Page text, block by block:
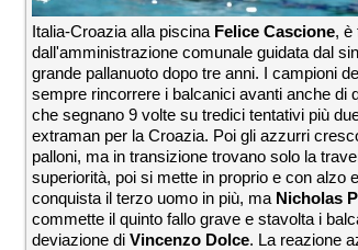
Italia-Croazia alla piscina Felice Cascione, è
dall'amministrazione comunale guidata dal
grande pallanuoto dopo tre anni. I campioni
sempre rincorrere i balcanici avanti anche di
che segnano 9 volte su tredici tentativi più
extraman per la Croazia. Poi gli azzurri
palloni, ma in transizione trovano solo la
superiorità, poi si mette in proprio e con alzo
conquista il terzo uomo in più, ma Nicholas
commette il quinto fallo grave e stavolta i
deviazione di Vincenzo Dolce. La reazione